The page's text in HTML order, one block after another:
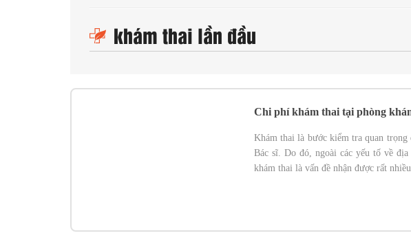
khám thai lần đầu
Chi phí khám thai tại phòng
Khám thai là bước kiểm tra quan
Bác sĩ. Do đó, ngoài các yếu tố về
khám thai là vấn đề nhận được rất